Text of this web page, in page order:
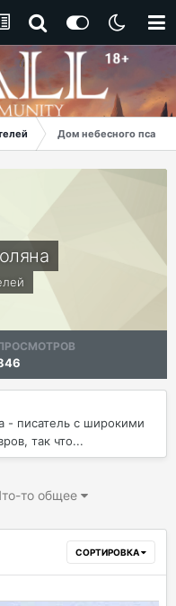
Дом небесного пса -
- писатель с широкими
так что...
то общее
СОРТИРОВКА